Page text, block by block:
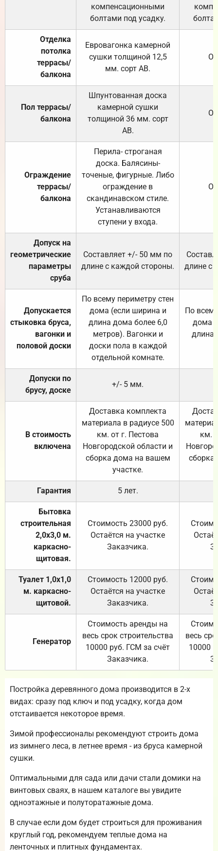
компенсационными
болтами под усадку.
Отделка
потолка
террасы/
балкона
Евровагонка камерной
сушки толщиной 12,5
мм. сорт АВ.
Пол террасы/
балкона
Шпунтованная доска
камерной сушки
толщиной 36 мм. сорт
АВ.
Ограждение
террасы/
балкона
Перила- строганая
доска. Балясины-
точеные, фигурные. Либо
ограждение в
скандинавском стиле.
Устанавливаются
ступени у входа.
Допуск на
геометрические
параметры
сруба
Составляет +/- 50 мм по
длине с каждой стороны.
длине с
Допускается
стыковка бруса,
вагонки и
половой доски
По всему периметру стен
дома (если ширина и
длина дома более 6,0
метров). Вагонки и
доски пола в каждой
отдельной комнате.
По
дома
длина
Допуски по
брусу, доске
+/- 5 мм.
В стоимость
включена
Доставка комплекта
материала в радиусе 500
км. от г. Пестова
Новгородской области и
сборка дома на вашем
участке.
км.
Гарантия 5 лет.
Бытовка
строительная
2,0х3,0 м.
каркасно-
щитовая.
Стоимость 23000 руб.
Остаётся на участке
Заказчика.
Туалет 1,0х1,0
м. каркасно-
щитовой.
Стоимость 12000 руб.
Остаётся на участке
Заказчика.
Генератор
Стоимость аренды на
весь срок строительства
10000 руб. ГСМ за счёт
Заказчика.
весь
10000
Постройка деревянного дома производится в 2-х
видах: сразу под ключ и под усадку, когда дом
отстаивается некоторое время.
Зимой профессионалы рекомендуют строить дома
из зимнего леса, в летнее время - из бруса камерной
сушки.
Оптимальными для сада или дачи стали домики на
винтовых сваях, в нашем каталоге вы увидите
одноэтажные и полуторатажные дома.
В случае если дом будет строиться для проживания
круглый год, рекомендуем теплые дома на
ленточных и плитных фундаментах.